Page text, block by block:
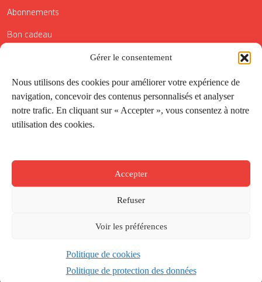
Gérer le consentement
Nous utilisons des cookies pour améliorer votre expérience de
navigation, concevoir des contenus personnalisés et analyser
notre trafic. En cliquant sur « Accepter », vous consentez à notre
utilisation des cookies.
Accepter
Refuser
Voir les préférences
Politique de cookies
Politique de protection des données
Abonnements
Bon cadeau
Conditions générales de vente
Réductions de la Carte Côté Courrier
Application